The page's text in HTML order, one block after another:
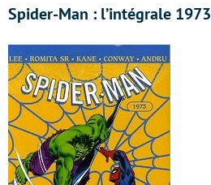
Spider-Man : l’intégrale 1973